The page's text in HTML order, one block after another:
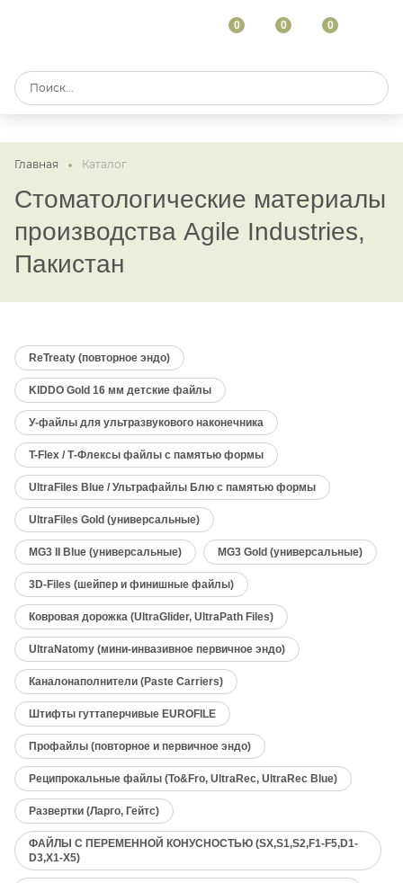
0 0 0
Главная Каталог
Стоматологические материалы
производства Agile Industries,
Пакистан
ReTreaty (повторное эндо)
KIDDO Gold 16 мм детские файлы
У-файлы для ультразвукового наконечника
T-Flex / Т-Флексы файлы с памятью формы
UltraFiles Blue / Ультрафайлы Блю с памятью формы
UltraFiles Gold (универсальные)
MG3 II Blue (универсальные) MG3 Gold (универсальные)
3D-Files (шейпер и финишные файлы)
Ковровая дорожка (UltraGlider, UltraPath Files)
UltraNatomy (мини-инвазивное первичное эндо)
Каналонаполнители (Paste Carriers)
Штифты гуттаперчивые EUROFILE
Профайлы (повторное и первичное эндо)
Реципрокальные файлы (To&Fro, UltraRec, UltraRec Blue)
Развертки (Ларго, Гейтс)
ФАЙЛЫ С ПЕРЕМЕННОЙ КОНУСНОСТЬЮ (SX,S1,S2,F1-F5,D1-
D3,X1-X5)